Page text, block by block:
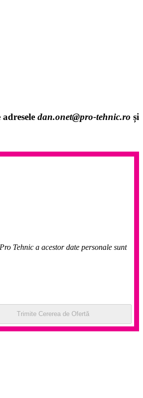
dan.onet@pro-tehnic.ro și
Tehnic a acestor date personale sunt